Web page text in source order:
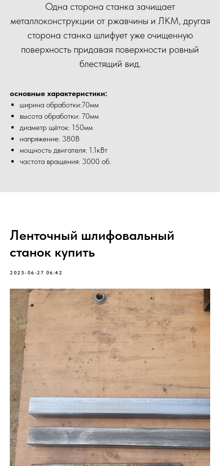
Одна сторона станка зачищает
металлоконструкции от ржавчины и ЛКМ, другая
сторона станка шлифует уже очищенную
поверхность придавая поверхности ровный
блестящий вид.
основные характеристики:
ширина обработки:70мм
высота обработки: 70мм
диаметр щёток: 150мм
напряжение: 380В
мощность двигателя: 1.1кВт
частота вращения: 3000 об.
Ленточный шлифовальный
станок купить
2025-06-27 06:42